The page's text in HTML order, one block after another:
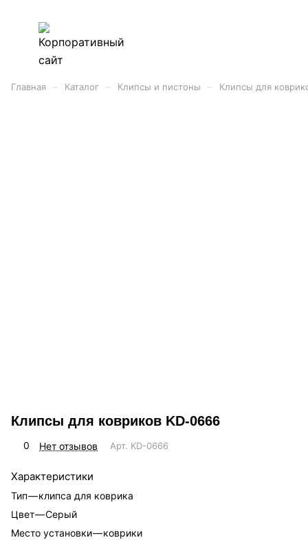
Главная Каталог Клипсы и пистоны Клипсы для
Клипсы для ковриков KD-0666
0 Нет отзывов Арт. KD-0666
Характеристики
Тип—клипса для коврика
Цвет—Серый
Место установки—коврики